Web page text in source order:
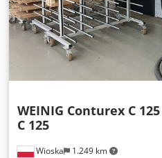
Wioska 1.249 km
WEINIG Conturex C 125
C 125